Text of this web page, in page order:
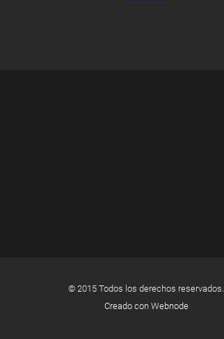
© 2015 Todos los derechos reservados.
Creado con Webnode